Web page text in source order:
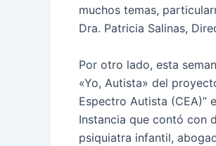
muchos temas,
Dra. Patricia Salinas,
Por otro lado, esta
«Yo, Autista» del
Espectro Autista (CEA)”
Instancia que contó con
psiquiatra infantil,